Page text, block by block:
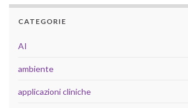
CATEGORIE
AI
ambiente
applicazioni cliniche